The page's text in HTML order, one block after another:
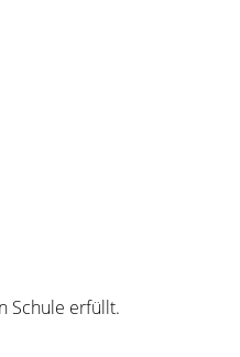
Schule erfüllt.